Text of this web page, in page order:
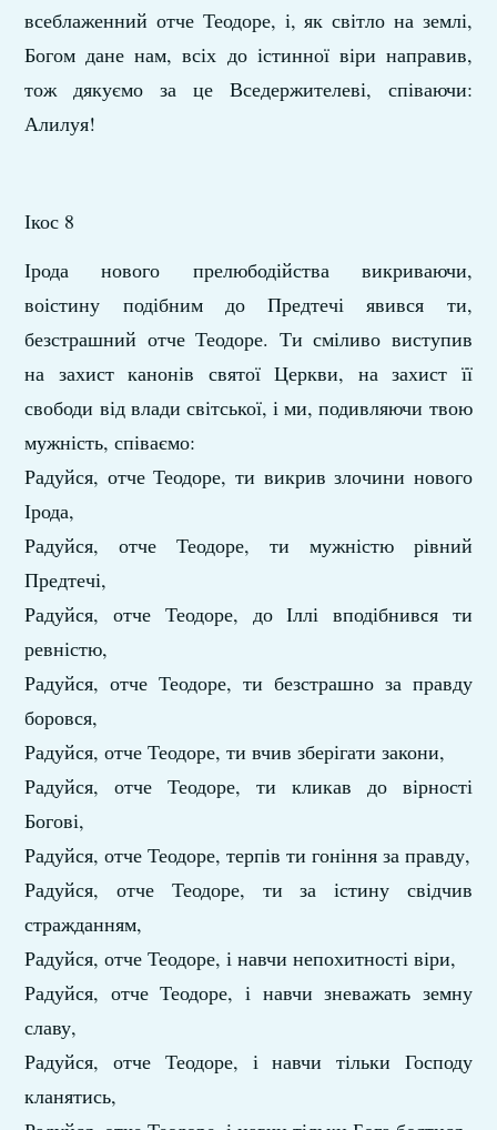
всеблаженний отче Теодоре, і, як світло на землі,
Богом дане нам, всіх до істинної віри направив,
тож дякуємо за це Вседержителеві, співаючи:
Алилуя!
Ікос 8
Ірода нового прелюбодійства викриваючи,
воістину подібним до Предтечі явився ти,
безстрашний отче Теодоре. Ти сміливо виступив
на захист канонів святої Церкви, на захист її
свободи від влади світської, і ми, подивляючи твою
мужність, співаємо:
Радуйся, отче Теодоре, ти викрив злочини нового
Ірода,
Радуйся, отче Теодоре, ти мужністю рівний
Предтечі,
Радуйся, отче Теодоре, до Іллі вподібнився ти
ревністю,
Радуйся, отче Теодоре, ти безстрашно за правду
боровся,
Радуйся, отче Теодоре, ти вчив зберігати закони,
Радуйся, отче Теодоре, ти кликав до вірності
Богові,
Радуйся, отче Теодоре, терпів ти гоніння за правду,
Радуйся, отче Теодоре, ти за істину свідчив
стражданням,
Радуйся, отче Теодоре, і навчи непохитності віри,
Радуйся, отче Теодоре, і навчи зневажать земну
славу,
Радуйся, отче Теодоре, і навчи тільки Господу
кланятись,